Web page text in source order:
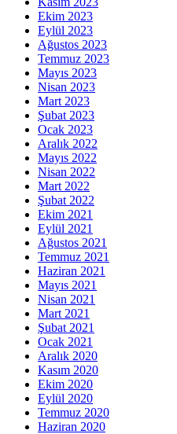
Ekim 2023
Eylül 2023
Ağustos 2023
Temmuz 2023
Mayıs 2023
Nisan 2023
Mart 2023
Şubat 2023
Ocak 2023
Aralık 2022
Mayıs 2022
Nisan 2022
Mart 2022
Şubat 2022
Ekim 2021
Eylül 2021
Ağustos 2021
Temmuz 2021
Haziran 2021
Mayıs 2021
Nisan 2021
Mart 2021
Şubat 2021
Ocak 2021
Aralık 2020
Kasım 2020
Ekim 2020
Eylül 2020
Temmuz 2020
Haziran 2020